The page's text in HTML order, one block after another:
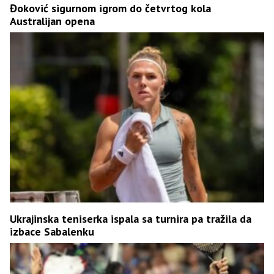
Đoković sigurnom igrom do četvrtog kola
Australijan opena
Ukrajinska teniserka ispala sa turnira pa tražila da
izbace Sabalenku